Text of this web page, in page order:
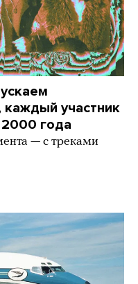
участник
года
— с треками